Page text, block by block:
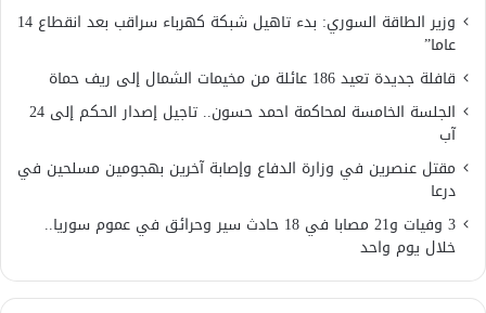
وزير الطاقة السوري: بدء تاهيل شبكة كهرباء سراقب بعد انقطاع 14
عاما”
قافلة جديدة تعيد 186 عائلة من مخيمات الشمال إلى ريف حماة
الجلسة الخامسة لمحاكمة احمد حسون.. تاجيل إصدار الحكم إلى 24
آب
مقتل عنصرين في وزارة الدفاع وإصابة آخرين بهجومين مسلحين في
درعا
3 وفيات و21 مصابا في 18 حادث سير وحرائق في عموم سوريا..
خلال يوم واحد